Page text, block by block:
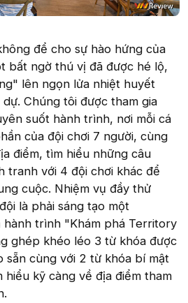
để cho sự hào hứng của
bất ngờ thú vị đã được hé lộ,
lên ngọn lửa nhiệt huyết
Chúng tôi được tham gia
suốt hành trình, nơi mỗi cá
của đội chơi 7 người, cùng
điểm, tìm hiểu những câu
tranh với 4 đội chơi khác để
cuộc. Nhiệm vụ đầy thử
là phải sáng tạo một
hành trình "Khám phá Territory
ghép khéo léo 3 từ khóa được
sẵn cùng với 2 từ khóa bí mật
hiểu kỹ càng về địa điểm tham